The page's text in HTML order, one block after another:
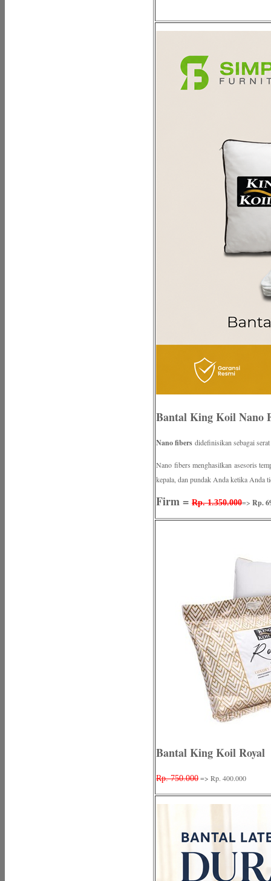
Bantal King Koil Nano
Nano fibers didefinisikan sebagai
Nano fibers menghasilkan asesoris
kepala, dan pundak Anda ketika Anda
Firm = Rp. 1.350.000=> Rp.
Bantal King Koil Royal
Rp. 750.000 => Rp. 400.000